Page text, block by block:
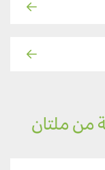
من ملتان